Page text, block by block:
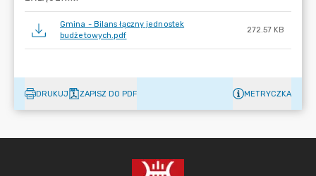
Gmina - Bilans łączny jednostek
budżetowych.pdf
272.57 KB
DRUKUJ ZAPISZ DO PDF METRYCZKA